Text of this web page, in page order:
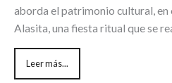
aborda el patrimonio cultural, en
Alasita, una fiesta ritual que se
Leer más...